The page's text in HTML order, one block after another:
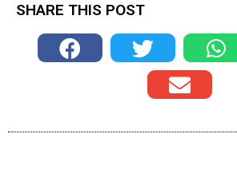
SHARE THIS POST